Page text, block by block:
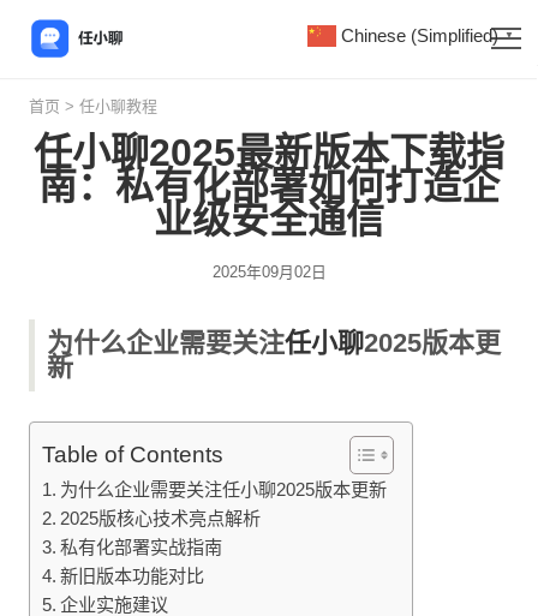
首页 > 任小聊教程
任小聊2025最新版本下载指
南：私有化部署如何打造企
业级安全通信
2025年09月02日
为什么企业需要关注任小聊2025版本更
新
Table of Contents
为什么企业需要关注任小聊2025版本更新
2025版核心技术亮点解析
私有化部署实战指南
新旧版本功能对比
企业实施建议
Chinese (Simplified) ▼